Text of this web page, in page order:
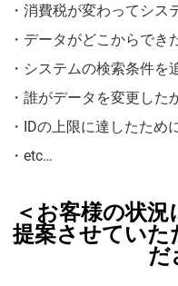
・消費税が変わってシス
・データがどこからでき
・システムの検索条件を
・誰がデータを変更した
・IDの上限に達したため
・etc…
＜お客様の状
提案させていた
だ